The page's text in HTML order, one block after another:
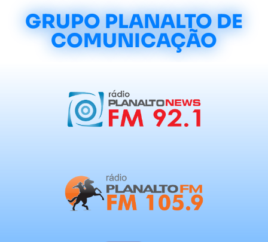
GRUPO PLANALTO DE
COMUNICAÇÃO